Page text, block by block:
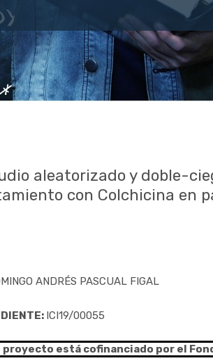
aleatorizado y doble-
con Colchicina en
ANDRÉS PASCUAL FIGAL
ICI19/00055
proyecto está cofinanciado por el